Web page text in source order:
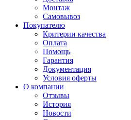
Монтаж
Самовывоз
Покупателю
Критерии качества
Оплата
Помощь
Гарантия
Документация
Условия оферты
О компании
Отзывы
История
Новости